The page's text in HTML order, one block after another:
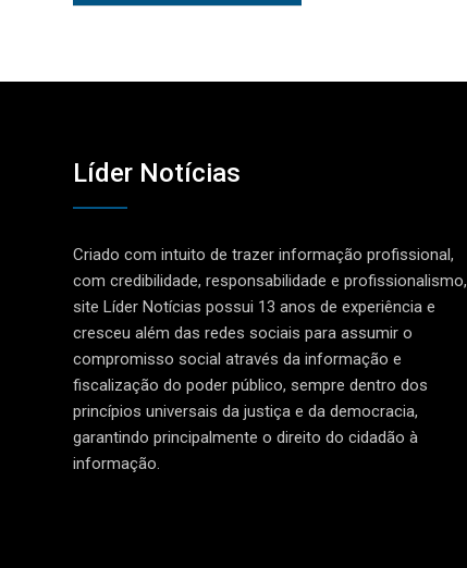
Líder Notícias
Criado com intuito de trazer informação profissional,
com credibilidade, responsabilidade e profissionalismo,
site Líder Notícias possui 13 anos de experiência e
cresceu além das redes sociais para assumir o
compromisso social através da informação e
fiscalização do poder público, sempre dentro dos
princípios universais da justiça e da democracia,
garantindo principalmente o direito do cidadão à
informação.